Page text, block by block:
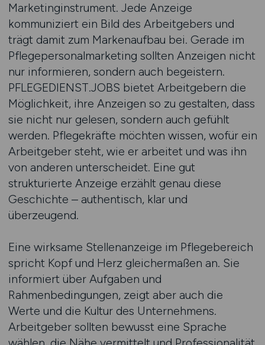
Marketinginstrument. Jede Anzeige
kommuniziert ein Bild des Arbeitgebers und
trägt damit zum Markenaufbau bei. Gerade im
Pflegepersonalmarketing sollten Anzeigen nicht
nur informieren, sondern auch begeistern.
PFLEGEDIENST.JOBS bietet Arbeitgebern die
Möglichkeit, ihre Anzeigen so zu gestalten, dass
sie nicht nur gelesen, sondern auch gefühlt
werden. Pflegekräfte möchten wissen, wofür ein
Arbeitgeber steht, wie er arbeitet und was ihn
von anderen unterscheidet. Eine gut
strukturierte Anzeige erzählt genau diese
Geschichte – authentisch, klar und
überzeugend.
Eine wirksame Stellenanzeige im Pflegebereich
spricht Kopf und Herz gleichermaßen an. Sie
informiert über Aufgaben und
Rahmenbedingungen, zeigt aber auch die
Werte und die Kultur des Unternehmens.
Arbeitgeber sollten bewusst eine Sprache